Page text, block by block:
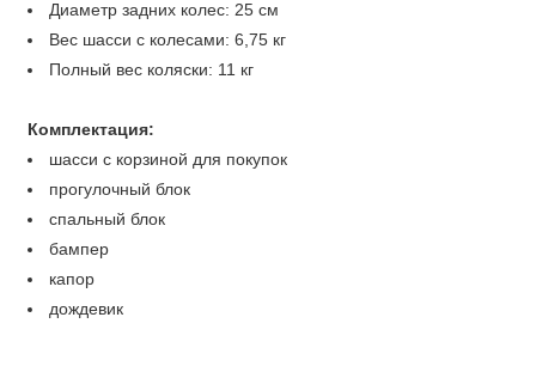
Диаметр задних колес: 25 см
Вес шасси с колесами: 6,75 кг
Полный вес коляски: 11 кг
Комплектация:
шасси с корзиной для покупок
прогулочный блок
спальный блок
бампер
капор
дождевик